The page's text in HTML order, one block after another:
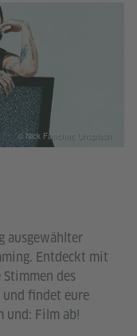
ausgewählter
Entdeckt mit
des
und findet eure
und: Film ab!
© Nick Fancher, Unsplash